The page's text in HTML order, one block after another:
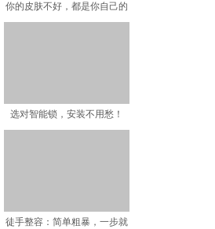
你的皮肤不好，都是你自己的
选对智能锁，安装不用愁！
徒手整容：简单粗暴，一步就